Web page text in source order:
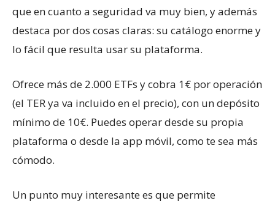
que en cuanto a seguridad va muy bien, y además
destaca por dos cosas claras: su catálogo enorme y
lo fácil que resulta usar su plataforma.
Ofrece más de 2.000 ETFs y cobra 1€ por operación
(el TER ya va incluido en el precio), con un depósito
mínimo de 10€. Puedes operar desde su propia
plataforma o desde la app móvil, como te sea más
cómodo.
Un punto muy interesante es que permite